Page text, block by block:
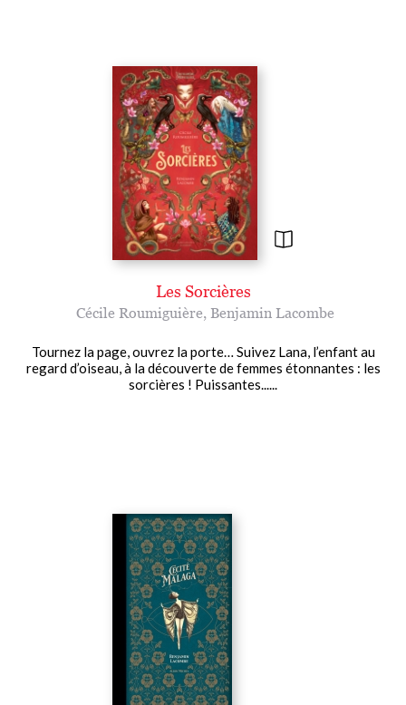
Les Sorcières
Cécile Roumiguière, Benjamin Lacombe
Tournez la page, ouvrez la porte… Suivez Lana, l’enfant au
regard d’oiseau, à la découverte de femmes étonnantes : les
sorcières ! Puissantes......